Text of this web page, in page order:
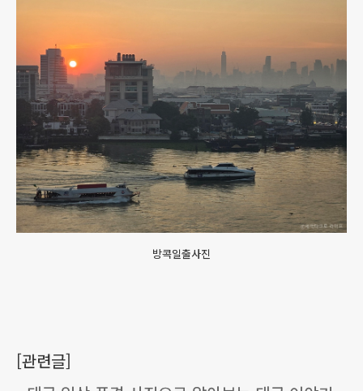
방콕일출사진
[관련글]